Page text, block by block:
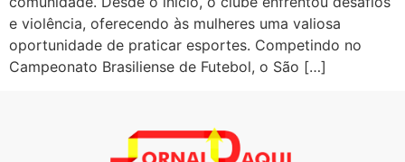
e violência, oferecendo às mulheres uma valiosa
oportunidade de praticar esportes. Competindo no
Campeonato Brasiliense de Futebol, o São […]